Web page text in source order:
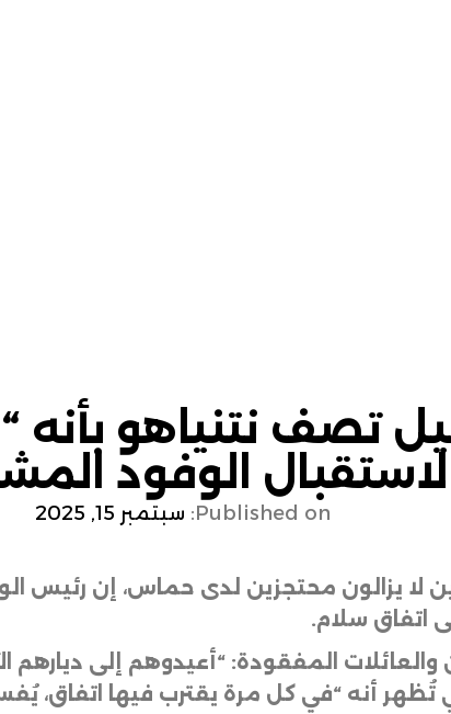
تصف نتنياهو بأنه
الوفود
Published on: سبتمبر 15, 2025
لا يزالون محتجزين لدى حماس، إن رئيس
اتفاق سلام.
المفقودة: “أعيدوهم إلى ديارهم
تُظهر أنه “في كل مرة يقترب فيها اتفاق،